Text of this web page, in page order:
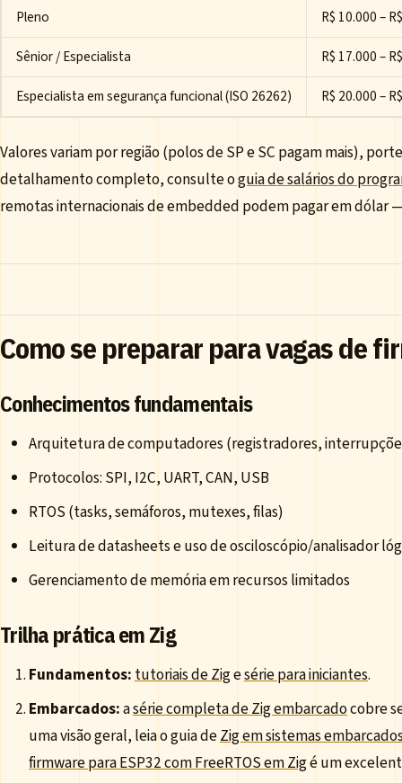
Pleno
R$ 10.000 –
Sênior / Especialista
R$ 17.000 –
Especialista em segurança funcional (ISO 26262)
R$ 20.000 –
Valores variam por região (polos de SP e SC pagam mais),
detalhamento completo, consulte oguia de salários do
remotas internacionais de embedded podem pagar em dólar
Como se preparar para vagas de
Conhecimentos fundamentais
Arquitetura de computadores (registradores,
Protocolos: SPI, I2C, UART, CAN, USB
RTOS (tasks, semáforos, mutexes, filas)
Leitura de datasheets e uso de osciloscópio/analisador
Gerenciamento de memória em recursos limitados
Trilha prática em Zig
Fundamentos: tutoriais de Zigesérie para iniciantes.
Embarcados:asérie completa de Zig embarcadocobre
uma visão geral, leia o guia deZig em sistemas
firmware para ESP32 com FreeRTOS em Zigé um